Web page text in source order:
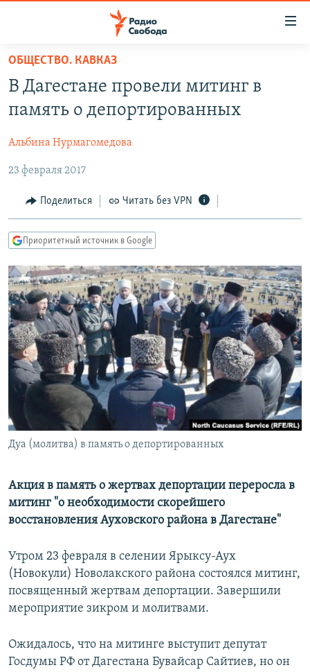
упрощенного
доступа
основному
Вернутся
главной
навигации
Вернутся
поиску
ПОДКАСТЫ
АВТОРСКИЕ ПРОЕКТЫ
ЦИТАТЫ СВОБОДЫ
МНЕНИЯ
КУЛЬТУРА
IDEL.РЕАЛИИ
КАВКАЗ.РЕАЛИИ
СЕВЕР.РЕАЛИИ
СИБИРЬ.РЕАЛИИ
РАСПИСАНИЕ ВЕЩАНИЯ
ПОДПИШИТЕСЬ НА РАССЫЛКУ
СОЦИАЛЬНЫЕ СЕТИ
Все сайты РСЕ/РС
ОБЩЕСТВО. КАВКАЗ
В Дагестане провели митинг в
память о депортированных
Альбина Нурмагомедова
23 февраля 2017
Поделиться Читать без VPN
Приоритетный источник в Google
Дуа (молитва) в память о депортированных
Акция в память о жертвах депортации переросла в
митинг "о необходимости скорейшего
восстановления Ауховского района в Дагестане"
Утром 23 февраля в селении Ярыксу-Аух
(Новокули) Новолакского района состоялся митинг,
посвященный жертвам депортации. Завершили
мероприятие зикром и молитвами.
Ожидалось, что на митинге выступит депутат
Госдумы РФ от Дагестана Бувайсар Сайтиев, но он